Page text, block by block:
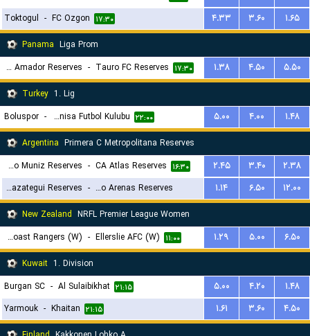
Toktogul - FC Ozgon ۱۷:۳۰ ۴.۳۳ ۳.۶۰
۱.۶۵
Panama Liga Prom
Plaza Amador Reserves
- Tauro FC Reserves ۱۷:۳۰ ۱.۳۸ ۴.۵۰
۵.۵۰
Turkey 1. Lig
Boluspor - Manisa Futbol Kulubu ۲۲:۰۰ ۵.۰۰ ۴.۰۰
۱.۴۸
Argentina Primera C Metropolitana Reserves
Deportivo Muniz Reserves
- CA Atlas Reserves ۱۶:۳۰ ۲.۴۵ ۳.۴۰
۲.۳۸
Berazategui Reserves
- Victoriano Arenas Reserves
۲۰:۳۰
۱.۱۴ ۶.۵۰
۱۲.۰۰
New Zealand NRFL Premier League Women
West Coast Rangers (W)
- Ellerslie AFC (W) ۱۱:۰۰ ۱.۲۹ ۵.۰۰
۶.۵۰
Kuwait 1. Division
Burgan SC - Al Sulaibikhat ۲۱:۱۵ ۵.۰۰ ۴.۲۰
۱.۴۸
Yarmouk - Khaitan ۲۱:۱۵ ۱.۶۱ ۳.۶۰
۴.۵۰